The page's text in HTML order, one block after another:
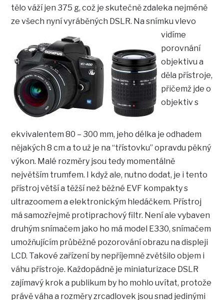
tělo váží jen 375 g, což je skutečně zdaleka nejméně
ze všech nyní vyráběných DSLR. Na snímku vlevo
vidíme
porovnání
objektivu a
děla přístroje,
přičemž jde o
objektiv s
ekvivalentem 80 – 300 mm, jeho délka je odhadem
nějakých 8 cm a to už je na “třístovku” opravdu pěkný
výkon. Malé rozměry jsou tedy momentálně
největším trumfem. I když ale, nutno dodat, je i tento
přístroj větší a těžší než běžné EVF kompakty s
ultrazoomem a elektronickým hledáčkem. Přístroj
má samozřejmě protiprachový filtr. Není ale vybaven
druhým snímačem jako ho má model E330, snímačem
umožňujícím průběžné pozorování obrazu na displeji
LCD. Takové zařízení by nepříjemně zvětšilo objem i
váhu přístroje. Každopádně je miniaturizace DSLR
zajímavý krok a publikum by ho mohlo uvítat, protože
právě váha a rozměry zrcadlovek jsou snad jedinými